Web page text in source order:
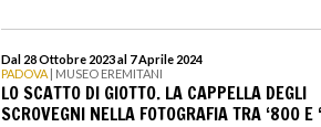
Dal 28 Ottobre 2023 al 7 Aprile 2024
PADOVA | MUSEO EREMITANI
LO SCATTO DI GIOTTO. LA CAPPELLA DEGLI
SCROVEGNI NELLA FOTOGRAFIA TRA ‘800 E